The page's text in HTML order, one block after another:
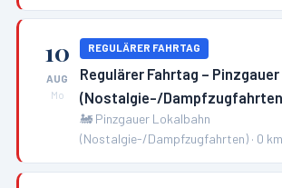
10
AUG
Mo
REGULÄRER FAHRTAG
Regulärer Fahrtag –
(Nostalgie-/
🚂 Pinzgauer Lokalbahn
(Nostalgie-/Dampfzugfahrten) · 0 km